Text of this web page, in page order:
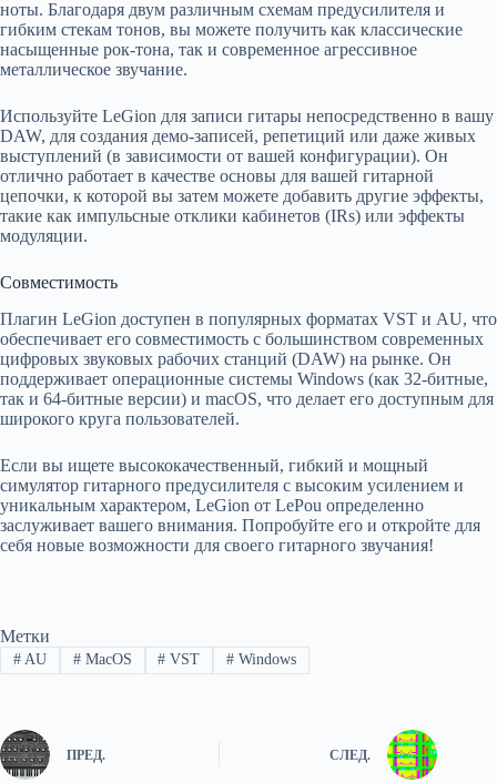
ноты. Благодаря двум различным схемам предусилителя и
гибким стекам тонов, вы можете получить как классические
насыщенные рок-тона, так и современное агрессивное
металлическое звучание.
Используйте LeGion для записи гитары непосредственно в вашу
DAW, для создания демо-записей, репетиций или даже живых
выступлений (в зависимости от вашей конфигурации). Он
отлично работает в качестве основы для вашей гитарной
цепочки, к которой вы затем можете добавить другие эффекты,
такие как импульсные отклики кабинетов (IRs) или эффекты
модуляции.
Совместимость
Плагин LeGion доступен в популярных форматах VST и AU, что
обеспечивает его совместимость с большинством современных
цифровых звуковых рабочих станций (DAW) на рынке. Он
поддерживает операционные системы Windows (как 32-битные,
так и 64-битные версии) и macOS, что делает его доступным для
широкого круга пользователей.
Если вы ищете высококачественный, гибкий и мощный
симулятор гитарного предусилителя с высоким усилением и
уникальным характером, LeGion от LePou определенно
заслуживает вашего внимания. Попробуйте его и откройте для
себя новые возможности для своего гитарного звучания!
Метки
#AU #MacOS # VST # Windows
ПРЕД. СЛЕД.